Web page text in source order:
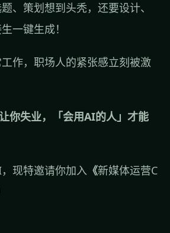
、策划想到头秃，还要设计、
一键生成！
作，职场人的紧张感立刻被激
你失业，「会用AI的人」才能
现特邀请你加入 《新媒体运营C